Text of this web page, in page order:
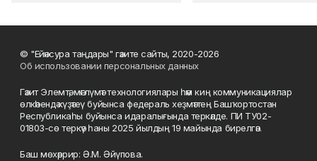
© "Ейәнсура таңдары" гәзите сайты, 2020-2026
Об использовании персональных данных
Гәзит Элемтә, мәғлүмәт технологиялары һәм киң коммуникациялар
өлкәһендә күҙәтеү буйынса федераль хеҙмәттең Башҡортостан
Республикаһы буйынса идаралығында теркәлде. ПИ ТУ02-
01803-сө теркәү һаны 2025 йылдың 19 майында бирелгән.
Баш мөхәррир: Ә.М. Әйүпова.